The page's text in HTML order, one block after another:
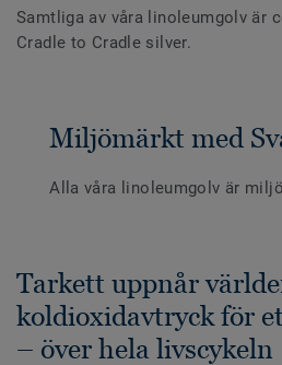
Samtliga av våra linoleumgolv är
Cradle to Cradle silver.
Miljömärkt med
Alla våra linoleumgolv är
Tarkett uppnår
koldioxidavtryck för
– över hela livscykeln